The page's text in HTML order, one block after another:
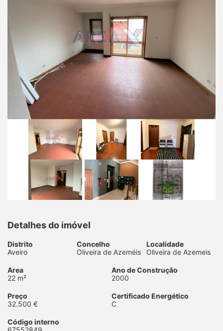
Detalhes do imóvel
Distrito
Aveiro
Concelho
Oliveira de Azeméis
Localidade
Oliveira de Azemeis
Area
22 m²
Ano de Construção
2000
Preço
32.500 €
Certificado Energético
C
Código interno